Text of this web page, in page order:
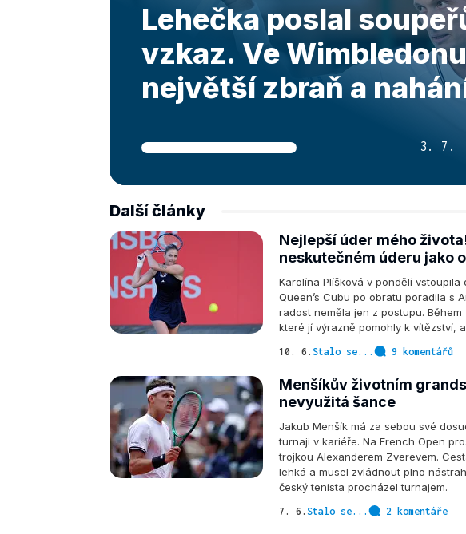
Lehečka poslal
vzkaz. Ve
největší zbraň a
3. 7.
Další články
Nejlepší úder mého
neskutečném úderu jako
Karolína Plíšková v pondělí
Queen’s Cubu po obratu poradila s
radost neměla jen z postupu.
které jí výrazně pomohly k vítězství,
10. 6. Stalo se... 9 komentářů
Menšíkův životním
nevyužitá šance
Jakub Menšík má za sebou své
turnaji v kariéře. Na French Open
trojkou Alexanderem Zverevem.
lehká a musel zvládnout plno
český tenista procházel turnajem.
7. 6. Stalo se... 2 komentáře